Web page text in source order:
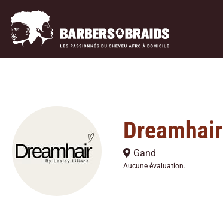
Dreamhair
Gand
Aucune évaluation.